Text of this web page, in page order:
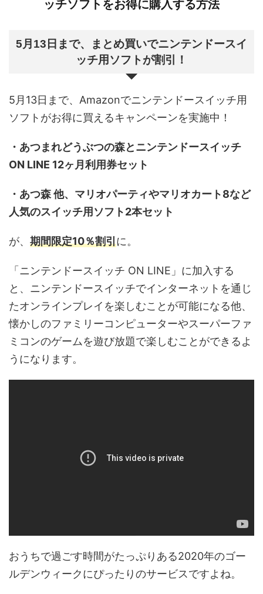
ッチソフトをお得に購入する方法
5月13日まで、まとめ買いでニンテンドースイ
ッチ用ソフトが割引！
5月13日まで、Amazonでニンテンドースイッチ用
ソフトがお得に買えるキャンペーンを実施中！
・あつまれどうぶつの森とニンテンドースイッチ
ON LINE 12ヶ月利用券セット
・あつ森 他、マリオパーティやマリオカート8など
人気のスイッチ用ソフト2本セット
が、 期間限定10％割引に。
「ニンテンドースイッチ ON LINE」に加入する
と、ニンテンドースイッチでインターネットを通じ
たオンラインプレイを楽しむことが可能になる他、
懐かしのファミリーコンピューターやスーパーファ
ミコンのゲームを遊び放題で楽しむことができるよ
うになります。
おうちで過ごす時間がたっぷりある2020年のゴー
ルデンウィークにぴったりのサービスですよね。